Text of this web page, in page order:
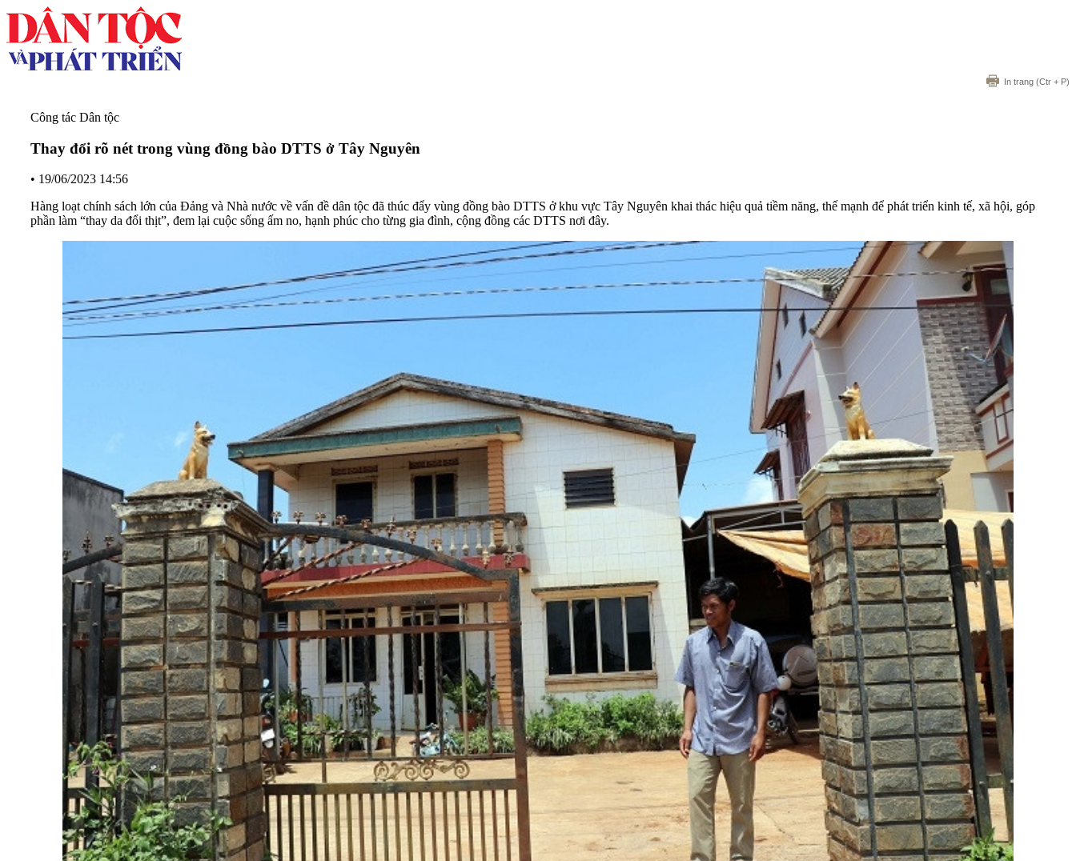
In trang (Ctr + P)
Công tác Dân tộc
Thay đổi rõ nét trong vùng đồng bào DTTS ở Tây Nguyên
• 19/06/2023 14:56
Hàng loạt chính sách lớn của Đảng và Nhà nước về vấn đề dân tộc đã thúc đẩy vùng đồng bào DTTS ở khu vực Tây Nguyên khai thác hiệu quả tiềm năng, thế mạnh để phát triển kinh tế, xã hội, góp
phần làm “thay da đổi thịt”, đem lại cuộc sống ấm no, hạnh phúc cho từng gia đình, cộng đồng các DTTS nơi đây.